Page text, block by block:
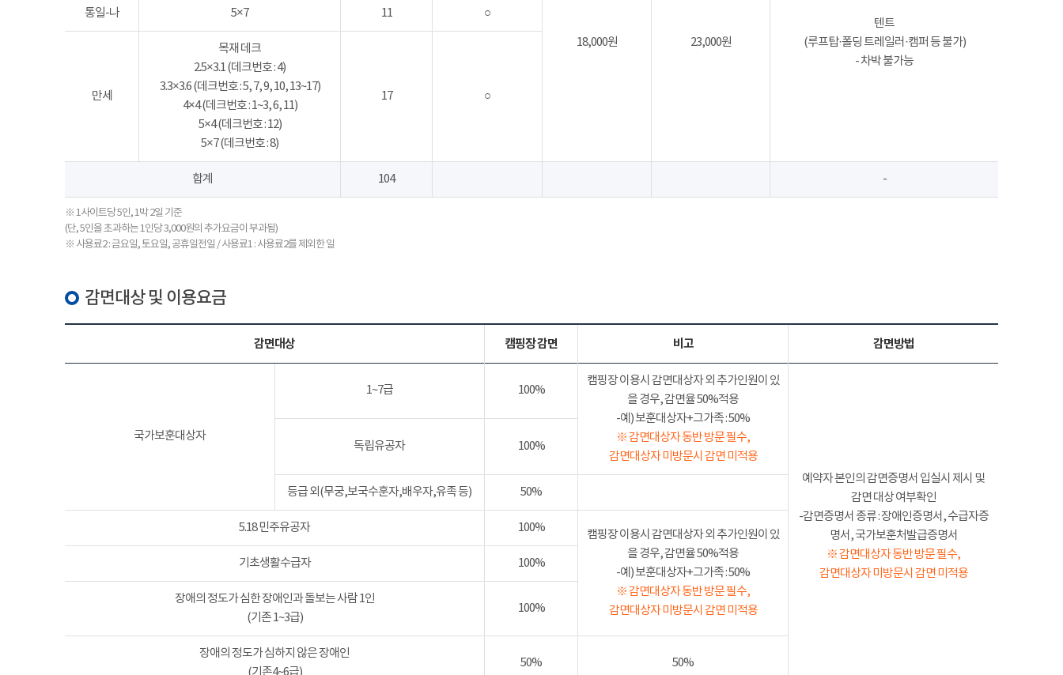
18,000원 23,000원
텐트
(루프탑·폴딩 트레일러·캠퍼 등 불가)
- 차박 불가능
통일-나 5×7 11 ○
만세
목재 데크
2.5×3.1 (데크번호 : 4)
3.3×3.6 (데크번호 : 5, 7, 9, 10, 13~17)
4×4 (데크번호 : 1~3, 6, 11)
5×4 (데크번호 : 12)
5×7 (데크번호 : 8)
17 ○
합계 104 -
※ 1사이트당 5인, 1박 2일 기준
(단, 5인을 초과하는 1인당 3,000원의 추가요금이 부과됨)
※ 사용료2 : 금요일, 토요일, 공휴일전일 / 사용료1 : 사용료2를 제외한 일
감면대상 및 이용요금
감면대상 캠핑장 감면 비고 감면방법
국가보훈대상자
1~7급 100%
캠핑장 이용시 감면대상자 외 추가인원이 있
을 경우, 감면율 50%적용
-예) 보훈대상자+그가족 : 50%
※ 감면대상자 동반 방문 필수,
감면대상자 미방문시 감면 미적용
예약자 본인의 감면증명서 입실시 제시 및
감면 대상 여부확인
-감면증명서 종류 : 장애인증명서, 수급자증
명서, 국가보훈처발급증명서
※ 감면대상자 동반 방문 필수,
감면대상자 미방문시 감면 미적용
독립유공자 100%
등급 외(무궁,보국수훈자,배우자,유족 등) 50%
5.18 민주유공자 100%
캠핑장 이용시 감면대상자 외 추가인원이 있
을 경우, 감면율 50%적용
-예) 보훈대상자+그가족 : 50%
※ 감면대상자 동반 방문 필수,
감면대상자 미방문시 감면 미적용
기초생활수급자 100%
장애의 정도가 심한 장애인과 돌보는 사람 1인
(기존 1~3급)
100%
장애의 정도가 심하지 않은 장애인
(기존4~6급)
50% 50%